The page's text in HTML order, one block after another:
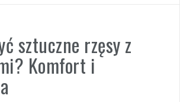
sztuczne rzęsy z
Komfort i